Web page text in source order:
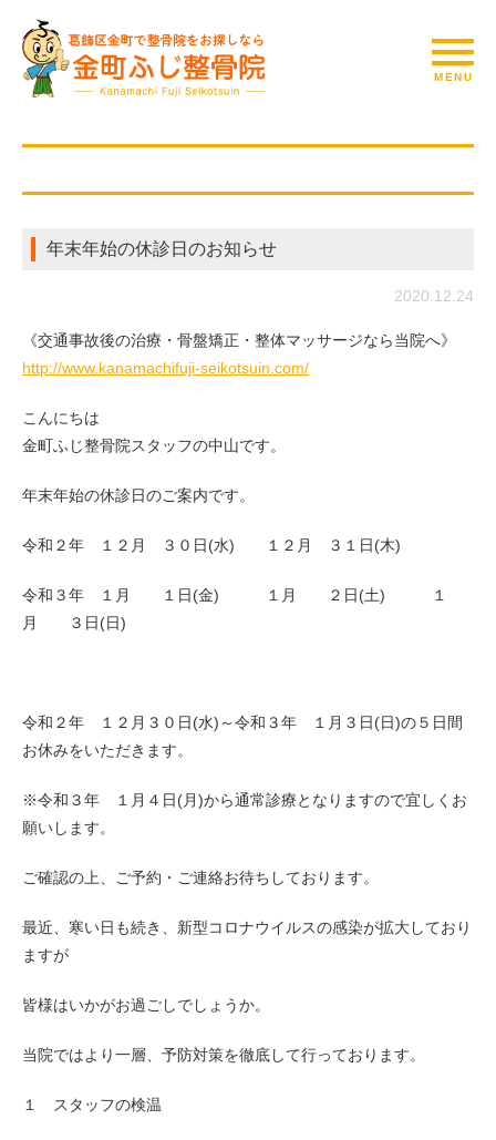
年末年始の休診日のお知らせ
2020.12.24
《交通事故後の治療・骨盤矯正・整体マッサージなら当院へ》
http://www.kanamachifuji-seikotsuin.com/
こんにちは
金町ふじ整骨院スタッフの中山です。
年末年始の休診日のご案内です。
令和２年 １２月 ３０日(水) １２月 ３１日(木)
令和３年 １月 １日(金) １月 ２日(土) １
月 ３日(日)
令和２年 １２月３０日(水)～令和３年 １月３日(日)の５日間
お休みをいただきます。
※令和３年 １月４日(月)から通常診療となりますので宜しくお
願いします。
ご確認の上、ご予約・ご連絡お待ちしております。
最近、寒い日も続き、新型コロナウイルスの感染が拡大しており
ますが
皆様はいかがお過ごしでしょうか。
当院ではより一層、予防対策を徹底して行っております。
１ スタッフの検温